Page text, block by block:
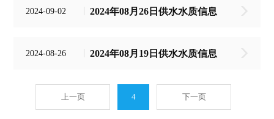
2024-09-02 2024年08月26日供水水质信息
2024-08-26 2024年08月19日供水水质信息
上一页 4 下一页